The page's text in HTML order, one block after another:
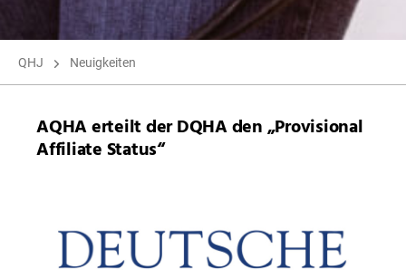
QHJ Neuigkeiten
AQHA erteilt der DQHA den „Provisional
Affiliate Status“